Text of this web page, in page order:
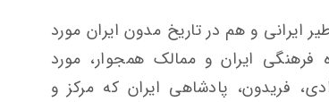
ایرانی و هم در تاریخ مدون ایران مورد
ایران و ممالک همجوار، مورد
فریدون، پادشاهی ایران که مرکز و